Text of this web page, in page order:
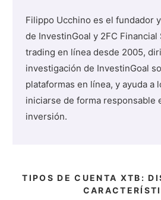
Filippo Ucchino es el fundador
de InvestinGoal y 2FC
trading en línea desde 2005,
investigación de InvestinGoal
plataformas en línea, y ayuda a
iniciarse de forma responsable
inversión.
TIPOS DE CUENTA XTB: